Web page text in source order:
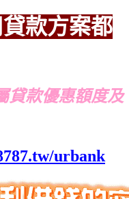
款方案都
貸款優惠額度及
urbank